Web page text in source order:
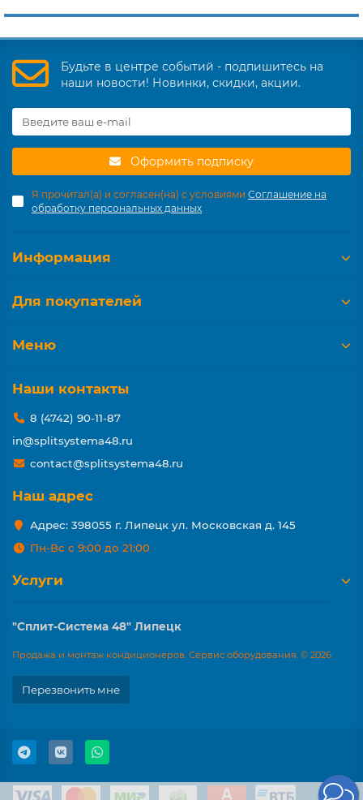
Будьте в центре событий - подпишитесь на
наши новости! Новинки, скидки, акции.
Оформить подписку
Я прочитал(а) и согласен(на) с условиями Соглашение на
обработку персональных данных
Информация
Для покупателей
Меню
Наши контакты
8 (4742) 90-11-87
in@splitsystema48.ru
contact@splitsystema48.ru
Наш адрес
Адрес: 398055 г. Липецк ул. Московская д. 145
Пн-Вс с 9:00 до 21:00
Услуги
"Сплит-Система 48" Липецк
Продажа и монтаж кондиционеров. Сервис оборудования. © 2026
Перезвонить мне